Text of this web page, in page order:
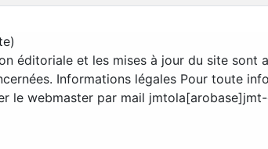
éditoriale et les mises à jour du site sont
Informations légales Pour toute
le webmaster par mail